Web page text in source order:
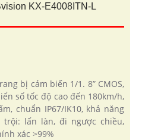
KX-E4008ITN-L
bị cảm biến 1/1. 8” CMOS,
số tốc độ cao đến 180km/h,
chuẩn IP67/IK10, khả năng
lấn làn, đi ngược chiều,
xác >99%